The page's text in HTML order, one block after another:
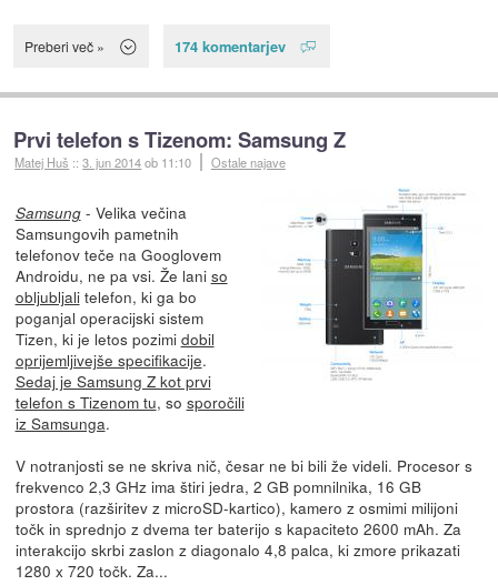
Preberi več » 174 komentarjev
Prvi telefon s Tizenom: Samsung Z
Matej Huš ::3. jun 2014ob 11:10 Ostale najave
Samsung- Velika večina
Samsungovih pametnih
telefonov teče na Googlovem
Androidu, ne pa vsi. Že lani so
obljubljalitelefon, ki ga bo
poganjal operacijski sistem
Tizen, ki je letos pozimi dobil
oprijemljivejše specifikacije.
Sedaj je Samsung Z kot prvi
telefon s Tizenom tu, so sporočili
iz Samsunga.
V notranjosti se ne skriva nič, česar ne bi bili že videli. Procesor s
frekvenco 2,3 GHz ima štiri jedra, 2 GB pomnilnika, 16 GB
prostora (razširitev z microSD-kartico), kamero z osmimi milijoni
točk in sprednjo z dvema ter baterijo s kapaciteto 2600 mAh. Za
interakcijo skrbi zaslon z diagonalo 4,8 palca, ki zmore prikazati
1280 x 720 točk. Za...